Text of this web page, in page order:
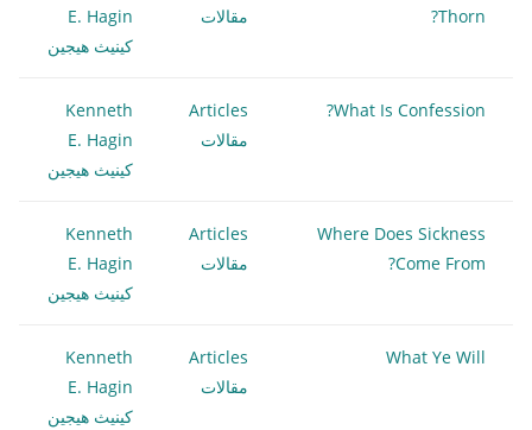
Thorn?
مقالات
E. Hagin
كينيث هيجين
What Is Confession?
Articles
مقالات
Kenneth
E. Hagin
كينيث هيجين
Where Does Sickness
Come From?
Articles
مقالات
Kenneth
E. Hagin
كينيث هيجين
What Ye Will
Articles
مقالات
Kenneth
E. Hagin
كينيث هيجين